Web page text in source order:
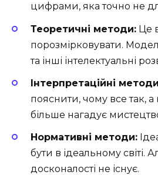
цифрами, яка точно не
Теоретичні методи: Це
порозмірковувати.
та інші інтелектуальні
Інтерпретаційні
пояснити, чому все так, а
більше нагадує
Нормативні методи:
бути в ідеальному світі.
досконалості не існує.